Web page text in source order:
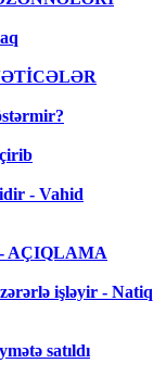
- Vahid
- AÇIQLAMA
işləyir - Natiq
satıldı